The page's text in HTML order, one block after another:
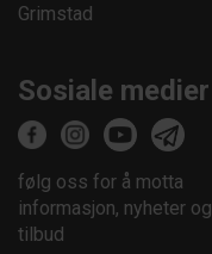
Grimstad
Sosiale medier
følg oss for å motta
informasjon, nyheter og
tilbud